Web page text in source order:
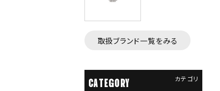
取扱ブランド一覧をみる
CATEGORY カテゴリ